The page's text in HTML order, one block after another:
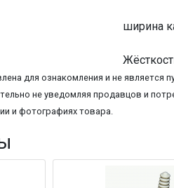
ширина
для ознакомления и не является
не уведомляя продавцов и
и фотографиях товара.